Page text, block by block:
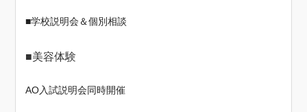
■学校説明会＆個別相談
■美容体験
AO入試説明会同時開催